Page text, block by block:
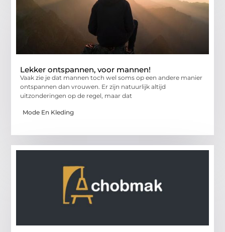
Lekker ontspannen, voor mannen!
Vaak zie je dat mannen toch wel soms op een andere manier
ontspannen dan vrouwen. Er zijn natuurlijk altijd
uitzonderingen op de regel, maar dat
Mode En Kleding